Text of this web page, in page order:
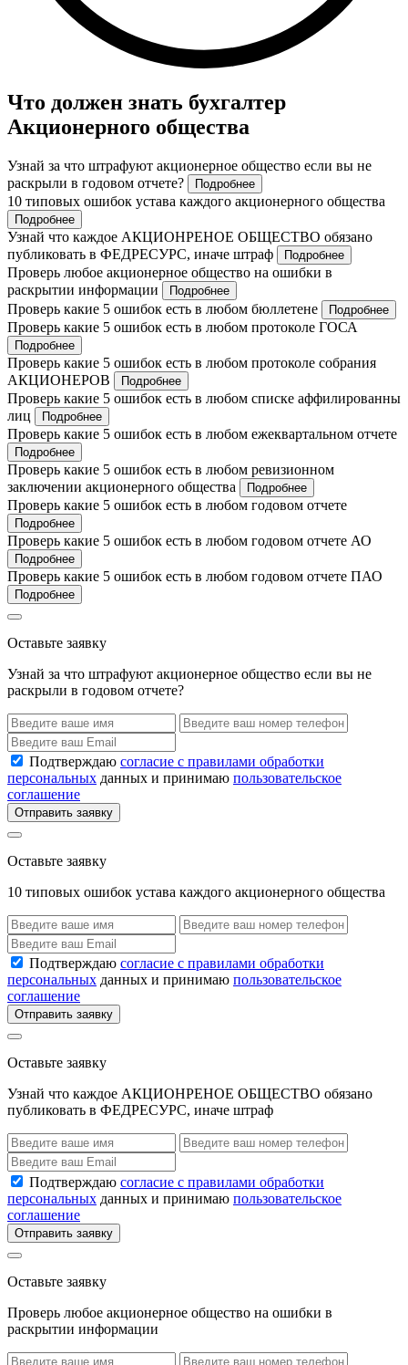
Что должен знать бухгалтер
Акционерного общества
Узнай за что штрафуют акционерное общество если вы не
раскрыли в годовом отчете?
Подробнее
10 типовых ошибок устава каждого акционерного общества
Подробнее
Узнай что каждое АКЦИОНРЕНОЕ ОБЩЕСТВО обязано
публиковать в ФЕДРЕСУРС, иначе штраф
Подробнее
Проверь любое акционерное общество на ошибки в
раскрытии информации
Подробнее
Проверь какие 5 ошибок есть в любом бюллетене Подробнее
Проверь какие 5 ошибок есть в любом протоколе ГОСА
Подробнее
Проверь какие 5 ошибок есть в любом протоколе собрания
АКЦИОНЕРОВ
Подробнее
Проверь какие 5 ошибок есть в любом списке аффилированны
лиц
Подробнее
Проверь какие 5 ошибок есть в любом ежеквартальном отчете
Подробнее
Проверь какие 5 ошибок есть в любом ревизионном
заключении акционерного общества
Подробнее
Проверь какие 5 ошибок есть в любом годовом отчете
Подробнее
Проверь какие 5 ошибок есть в любом годовом отчете АО
Подробнее
Проверь какие 5 ошибок есть в любом годовом отчете ПАО
Подробнее
Оставьте заявку
Узнай за что штрафуют акционерное общество если вы не
раскрыли в годовом отчете?
Подтверждаю согласие с правилами обработки
персональных данных и принимаю пользовательское
соглашение
Отправить заявку
Оставьте заявку
10 типовых ошибок устава каждого акционерного общества
Подтверждаю согласие с правилами обработки
персональных данных и принимаю пользовательское
соглашение
Отправить заявку
Оставьте заявку
Узнай что каждое АКЦИОНРЕНОЕ ОБЩЕСТВО обязано
публиковать в ФЕДРЕСУРС, иначе штраф
Подтверждаю согласие с правилами обработки
персональных данных и принимаю пользовательское
соглашение
Отправить заявку
Оставьте заявку
Проверь любое акционерное общество на ошибки в
раскрытии информации